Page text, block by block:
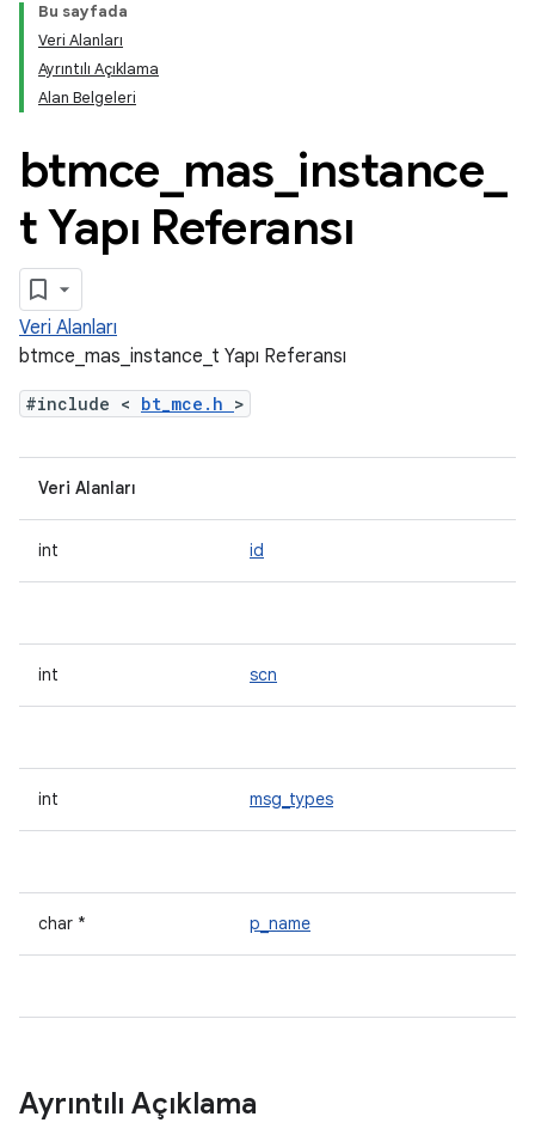
Bu sayfada
Veri Alanları
Ayrıntılı Açıklama
Alan Belgeleri
btmce mas instance
t Yapı Referansı
Veri Alanları
btmce_mas_instance_t Yapı Referansı
#include < bt_mce.h >
Veri Alanları
int id
int scn
int msg_types
char * p_name
Ayrıntılı Açıklama